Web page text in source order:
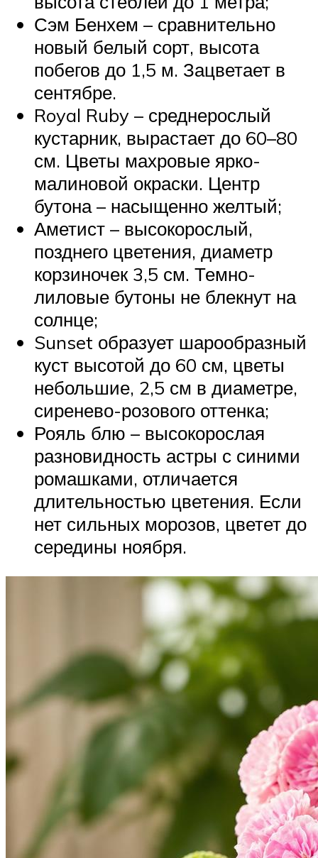
Сэм Бенхем – сравнительно
новый белый сорт, высота
побегов до 1,5 м. Зацветает в
сентябре.
Royal Ruby – среднерослый
кустарник, вырастает до 60–80
см. Цветы махровые ярко-
малиновой окраски. Центр
бутона – насыщенно желтый;
Аметист – высокорослый,
позднего цветения, диаметр
корзиночек 3,5 см. Темно-
лиловые бутоны не блекнут на
солнце;
Sunset образует шарообразный
куст высотой до 60 см, цветы
небольшие, 2,5 см в диаметре,
сиренево-розового оттенка;
Рояль блю – высокорослая
разновидность астры с синими
ромашками, отличается
длительностью цветения. Если
нет сильных морозов, цветет до
середины ноября.